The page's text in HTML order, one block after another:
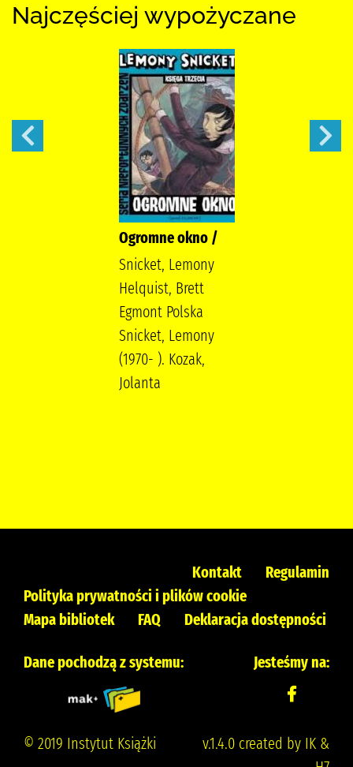
Najczęściej wypożyczane
Ogromne okno /
Snicket, Lemony
Helquist, Brett
Egmont Polska
Snicket, Lemony
(1970- ). Kozak,
Jolanta
Kontakt
Regulamin
Polityka prywatności i plików cookie
Mapa bibliotek
FAQ Deklaracja dostępności
Dane pochodzą z systemu: Jesteśmy na:
© 2019 Instytut Książki
v.1.4.0 created by IK &